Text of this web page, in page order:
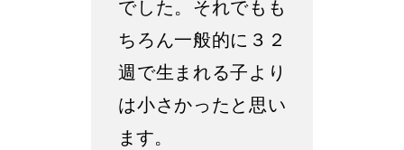
でした。それでもも
ちろん一般的に３２
週で生まれる子より
は小さかったと思い
ます。